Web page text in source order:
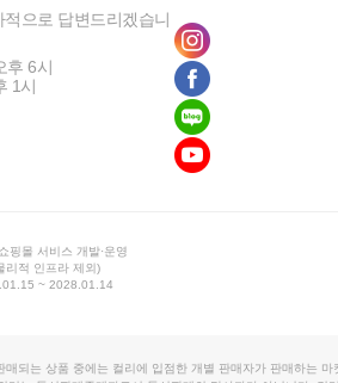
으로 답변드리겠습니
후 6시
1시
핑몰 서비스 개발·운영
리적 인프라 제외)
~ 2028.01.14
매되는 상품 중에는 컬리에 입점한 개별 판매자가 판매하는